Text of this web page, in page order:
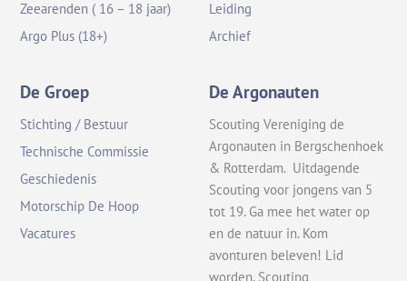
Zeearenden ( 16 – 18 jaar)
Argo Plus (18+)
Leiding
Archief
De Groep
Stichting / Bestuur
Technische Commissie
Geschiedenis
Motorschip De Hoop
Vacatures
De Argonauten
Scouting Vereniging de
Argonauten in Bergschenhoek
& Rotterdam. Uitdagende
Scouting voor jongens van 5
tot 19. Ga mee het water op
en de natuur in. Kom
avonturen beleven! Lid
worden, Scouting